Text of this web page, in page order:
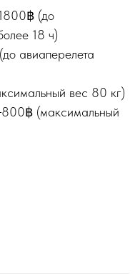
฿ (до
18 ч)
авиаперелета
вес 80 кг)
800฿ (максимальный